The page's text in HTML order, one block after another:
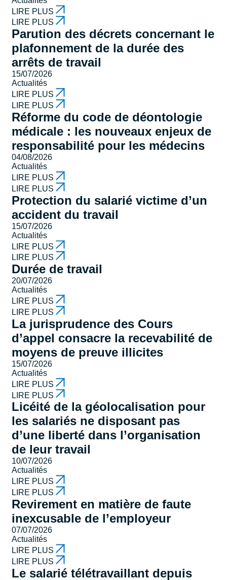
LIRE PLUS
LIRE PLUS
Parution des décrets concernant le
plafonnement de la durée des
arrêts de travail
15/07/2026
Actualités
LIRE PLUS
LIRE PLUS
Réforme du code de déontologie
médicale : les nouveaux enjeux de
responsabilité pour les médecins
04/08/2026
Actualités
LIRE PLUS
LIRE PLUS
Protection du salarié victime d’un
accident du travail
15/07/2026
Actualités
LIRE PLUS
LIRE PLUS
Durée de travail
20/07/2026
Actualités
LIRE PLUS
LIRE PLUS
La jurisprudence des Cours
d’appel consacre la recevabilité de
moyens de preuve illicites
15/07/2026
Actualités
LIRE PLUS
LIRE PLUS
Licéité de la géolocalisation pour
les salariés ne disposant pas
d’une liberté dans l’organisation
de leur travail
10/07/2026
Actualités
LIRE PLUS
LIRE PLUS
Revirement en matière de faute
inexcusable de l’employeur
07/07/2026
Actualités
LIRE PLUS
LIRE PLUS
Le salarié télétravaillant depuis